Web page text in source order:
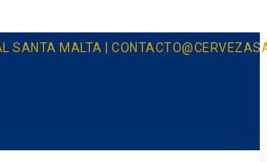
SANTA MALTA |